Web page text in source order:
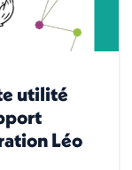
utilité
Léo